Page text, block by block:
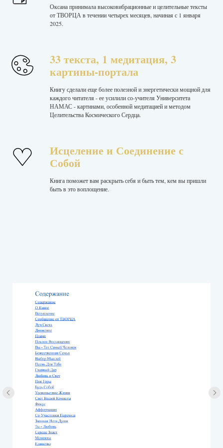
Оксана принимала высоковибрационные и целительные тексты
от ТВОРЦА в течении четырех месяцев, начиная с 1 января
2025.
33 текста, 1 медитация, 3
картины-портала
Книгу сделали еще более полезной и энергетически мощной для
каждого читателя - ее усилили со-учителя Университета
НАМАС - картинами, особенной медитацией и методом
Целительства Космического Сердца.
Исцеление и Соединение с
Собой
Книга поможет вам раскрыть себя и быть тем, кем вы пришли
быть в это воплощение.